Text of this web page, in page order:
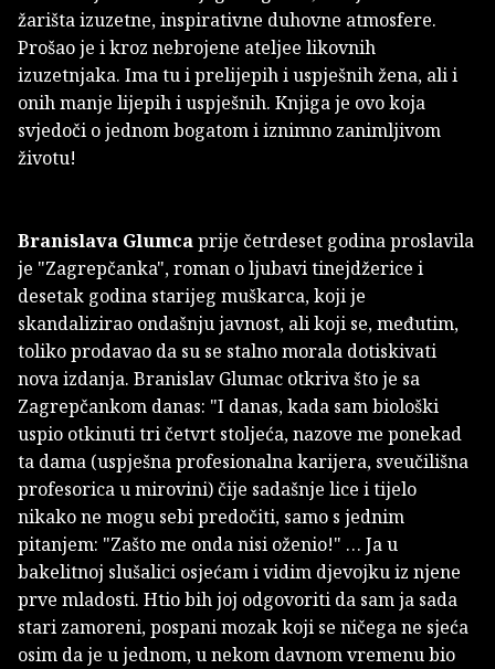
žarišta izuzetne, inspirativne duhovne atmosfere.
Prošao je i kroz nebrojene ateljee likovnih
izuzetnjaka. Ima tu i prelijepih i uspješnih žena, ali i
onih manje lijepih i uspješnih. Knjiga je ovo koja
svjedoči o jednom bogatom i iznimno zanimljivom
životu!
Branislava Glumcaprije četrdeset godina proslavila
je "Zagrepčanka", roman o ljubavi tinejdžerice i
desetak godina starijeg muškarca, koji je
skandalizirao ondašnju javnost, ali koji se, međutim,
toliko prodavao da su se stalno morala dotiskivati
nova izdanja. Branislav Glumac otkriva što je sa
Zagrepčankom danas: "I danas, kada sam biološki
uspio otkinuti tri četvrt stoljeća, nazove me ponekad
ta dama (uspješna profesionalna karijera, sveučilišna
profesorica u mirovini) čije sadašnje lice i tijelo
nikako ne mogu sebi predočiti, samo s jednim
pitanjem: "Zašto me onda nisi oženio!" … Ja u
bakelitnoj slušalici osjećam i vidim djevojku iz njene
prve mladosti. Htio bih joj odgovoriti da sam ja sada
stari zamoreni, pospani mozak koji se ničega ne sjeća
osim da je u jednom, u nekom davnom vremenu bio